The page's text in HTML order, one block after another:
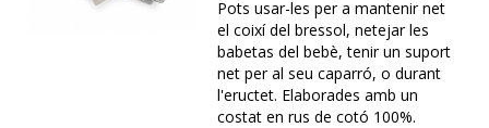
Pots usar-les per a mantenir net
el coixí del bressol, netejar les
babetas del bebè, tenir un suport
net per al seu caparró, o durant
l'eructet. Elaborades amb un
costat en rus de cotó 100%.